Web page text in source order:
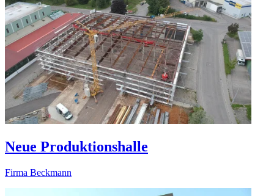
Neue Produktionshalle
Firma Beckmann